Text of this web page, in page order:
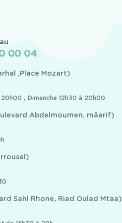
00 04
,Place Mozart)
20h00 , Dimanche 12h30 à 20h00
Abdelmoumen, mâarif)
Sahl Rhone, Riad Oulad Mtaa)